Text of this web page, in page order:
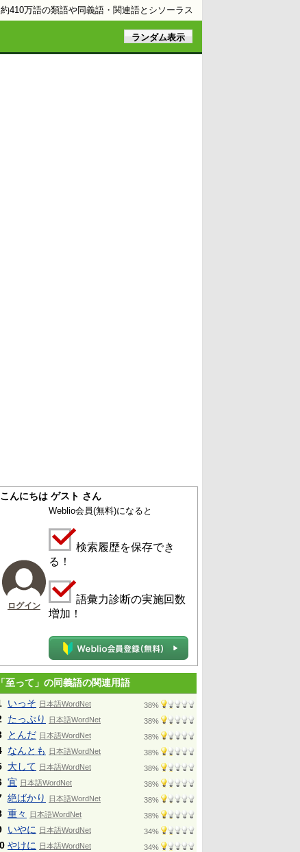
約410万語の類語や同義語・関連語とシソーラス
こんにちは ゲスト さん
ログイン
Weblio会員(無料)になると
検索履歴を保存でき
る！
語彙力診断の実施回数
増加！
「至って」の同義語の関連用語
いっそ 日本語WordNet 38%
たっぷり 日本語WordNet 38%
とんだ 日本語WordNet 38%
なんとも 日本語WordNet 38%
大して 日本語WordNet 38%
宜 日本語WordNet 38%
絶ばかり 日本語WordNet 38%
重々 日本語WordNet 38%
いやに 日本語WordNet 34%
やけに 日本語WordNet 34%